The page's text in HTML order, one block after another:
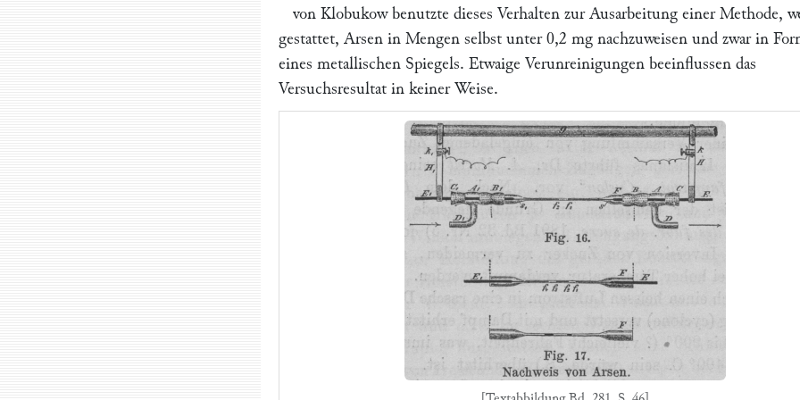
von Klobukowbenutzte dieses Verhalten zur Ausarbeitung einer Methode,
gestattet, Arsen in Mengen selbst unter 0,2 mg nachzuweisen und zwar in
eines metallischen Spiegels. Etwaige Verunreinigungen beeinflussen das
Versuchsresultat in keiner Weise.